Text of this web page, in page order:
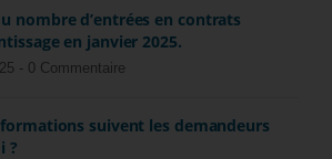
nombre d’entrées en contrats
en janvier 2025.
- 0 Commentaire
suivent les demandeurs
?